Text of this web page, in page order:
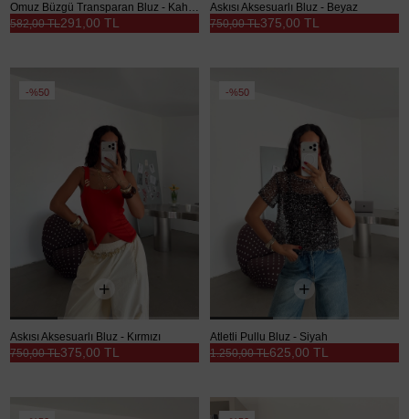
Omuz Büzgü Transparan Bluz - Kahve
291,00 TL
582,00 TL
Askısı Aksesuarlı Bluz - Beyaz
375,00 TL
750,00 TL
%50
Askısı Aksesuarlı Bluz - Kırmızı
375,00 TL
750,00 TL
%50
Atletli Pullu Bluz - Siyah
625,00 TL
1.250,00 TL